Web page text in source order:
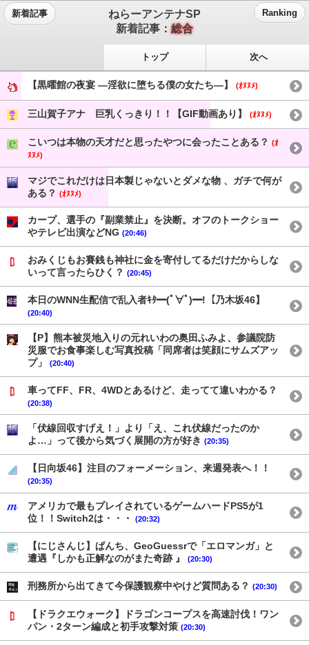
新着記事
ねらーアンテナSP
新着記事：総合
Ranking
トップ 次へ
【黒曜館の夜宴 ―淫欲に堕ちる僕の女たち―】 (ｵﾇﾇﾒ)
三山賀子アナ 巨乳くっきり！！【GIF動画あり】 (ｵﾇﾇﾒ)
こいつは本物の天才だと思ったやつに会ったことある？ (ｵ
ﾇﾇﾒ)
マジでこれだけは日本製じゃないとダメな物 、ガチで何が
ある？ (ｵﾇﾇﾒ)
カープ、選手の『副業禁止』を決断。オフのトークショー
やテレビ出演などNG (20:46)
おみくじもお賽銭も神社に金を寄付してるだけだからしな
いって言ったらひく？ (20:45)
本日のWNN生配信で乱入者ｷﾀ━(ﾟ∀ﾟ)━!【乃木坂46】
(20:40)
【P】熊本被災地入りの元れいわの奥田ふみよ、参議院防
災服でお食事楽しむ写真投稿「同席者は笑顔にサムズアッ
プ」
(20:40)
車ってFF、FR、4WDとあるけど、走ってて違いわかる？
(20:38)
「伏線回収すげえ！」より「え、これ伏線だったのか
よ…」って後から気づく展開の方が好き (20:35)
【日向坂46】注目のフォーメーション、来週発表へ！！
(20:35)
アメリカで最もプレイされているゲームハードPS5が1
位！！Switch2は・・・
(20:32)
【にじさんじ】ぱんち、GeoGuessrで「エロマンガ」と
遭遇『しかも正解なのがまた奇跡 』
(20:30)
刑務所から出てきて今保護観察中やけど質問ある？ (20:30)
【ドラクエウォーク】ドラゴンコープスを高速討伐！ワン
パン・2ターン編成と初手攻撃対策 (20:30)